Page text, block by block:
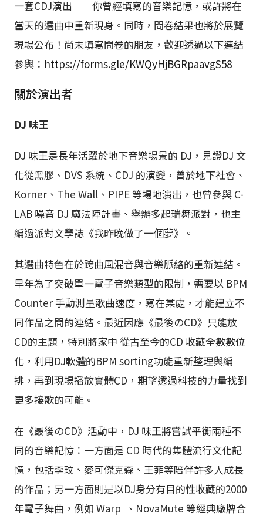
一套CDJ演出——你曾經填寫的音樂記憶，或許將在
當天的選曲中重新現身。同時，問卷結果也將於展覽
現場公布！尚未填寫問卷的朋友，歡迎透過以下連結
參與： https://forms.gle/KWQyHjBGRpaavgS58
關於演出者
DJ 味王
DJ 味王是長年活躍於地下音樂場景的 DJ，見證DJ 文
化從黑膠、DVS 系統、CDJ 的演變，曾於地下社會、
Korner、The Wall、PIPE 等場地演出，也曾參與 C-
LAB 噪音 DJ 魔法陣計畫、舉辦多起瑞舞派對，也主
編過派對文學誌《我昨晚做了一個夢》。
其選曲特色在於跨曲風混音與音樂脈絡的重新連結。
早年為了突破單一電子音樂類型的限制，需要以 BPM
Counter 手動測量歌曲速度，寫在某處，才能建立不
同作品之間的連結。最近因應《最後のCD》只能放
CD的主題，特別將家中 從古至今的CD 收藏全數數位
化，利用DJ軟體的BPM sorting功能重新整理與編
排，再到現場播放實體CD，期望透過科技的力量找到
更多接歌的可能。
在《最後のCD》活動中，DJ 味王將嘗試平衡兩種不
同的音樂記憶：一方面是 CD 時代的集體流行文化記
憶，包括李玟、麥可傑克森、王菲等陪伴許多人成長
的作品；另一方面則是以DJ身分有目的性收藏的2000
年電子舞曲，例如 Warp 、NovaMute 等經典廠牌合